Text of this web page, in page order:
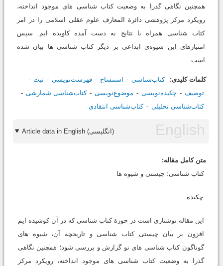
همچنین نگاهى گذرا به وضعیت کتاب شناسى هاى موجود انداخته،
رویکرد مرکز پژوهشى دائرة المعارف علوم عقلى اسلامى را در امر
کتاب شناسى همراه با نتایج به دست آمده کاویده ایم. سپس
امتیازهاى این شیوه‌ی ابداعى بر دیگر کتاب شناسى ها بیان شده
است.
کلمات کلیدی: کتاب‌شناسى استنساخ فهرست‌نویسى
ثبت
توصیف
چکیده‌نویسى موضوع‌نویسى
کتاب‌شناسى شمارشى
کتاب‌شناسى تحلیلى
کتاب‌شناسى انتقادى
Article data in English (انگلیسی)
متن کامل مقاله:
کتاب شناسی؛ چیستى و شیوه ها
چکیده
این مقاله نوشتارى است در حوزة کتاب شناسى که در آن کوشیده ایم
افزون بر بیان چیستى کتاب شناسى و تاریخچة آن، شیوه هاى
گوناگون کتاب شناسى هاى نو گزارش و بررسى شود؛ همچنین نگاهى
گذرا به وضعیت کتاب شناسى هاى موجود انداخته، رویکرد مرکز